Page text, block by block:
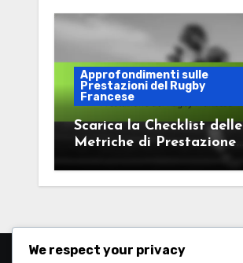
Approfondimenti sulle
Prestazioni del Rugby
Francese
Scarica la Checklist delle
Metriche di Prestazione
We respect your privacy